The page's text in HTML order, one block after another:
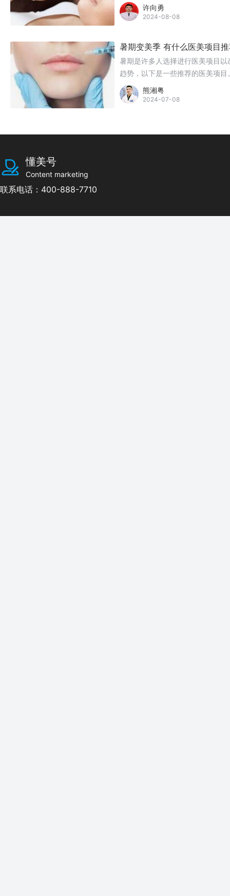
许向勇
2024-08-08
暑期变美季 有什么医美项目
暑期是许多人选择进行医美项目
趋势，以下是一些推荐的医美项目
熊湘粤
2024-07-08
懂美号
Content marketing
联系电话：400-888-7710